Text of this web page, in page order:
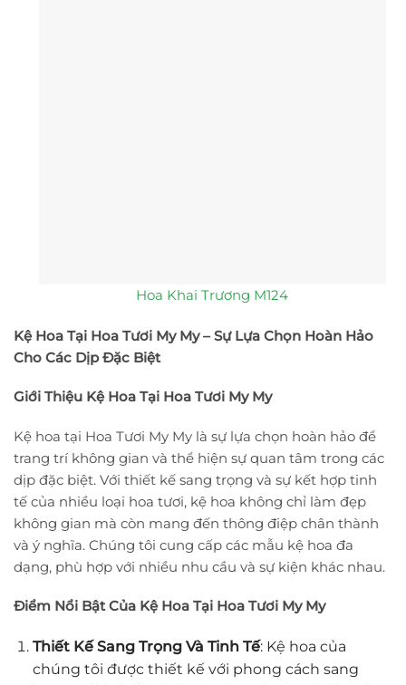
Hoa Khai Trương M124
Kệ Hoa Tại Hoa Tươi My My – Sự Lựa Chọn Hoàn Hảo
Cho Các Dịp Đặc Biệt
Giới Thiệu Kệ Hoa Tại Hoa Tươi My My
Kệ hoa tại Hoa Tươi My My là sự lựa chọn hoàn hảo để
trang trí không gian và thể hiện sự quan tâm trong các
dịp đặc biệt. Với thiết kế sang trọng và sự kết hợp tinh
tế của nhiều loại hoa tươi, kệ hoa không chỉ làm đẹp
không gian mà còn mang đến thông điệp chân thành
và ý nghĩa. Chúng tôi cung cấp các mẫu kệ hoa đa
dạng, phù hợp với nhiều nhu cầu và sự kiện khác nhau.
Điểm Nổi Bật Của Kệ Hoa Tại Hoa Tươi My My
Thiết Kế Sang Trọng Và Tinh Tế: Kệ hoa của
chúng tôi được thiết kế với phong cách sang